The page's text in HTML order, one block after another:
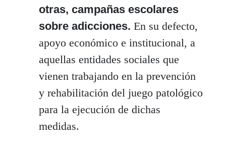
otras, campañas escolares
sobre adicciones. En su defecto,
apoyo económico e institucional, a
aquellas entidades sociales que
vienen trabajando en la prevención
y rehabilitación del juego patológico
para la ejecución de dichas
medidas.